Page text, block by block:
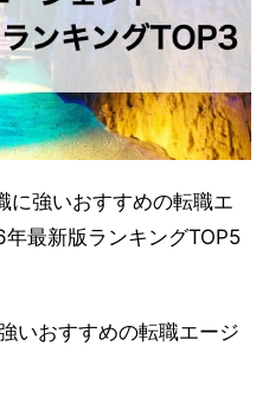
に強いおすすめの転職エ
最新版ランキングTOP5
いおすすめの転職エージ